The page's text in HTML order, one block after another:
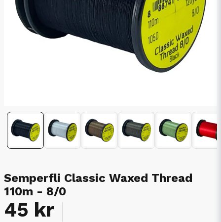
Semperfli Classic Waxed Thread
110m - 8/0
45 kr